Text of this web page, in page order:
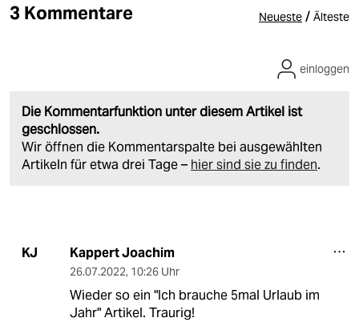
3 Kommentare Neueste / Älteste
Die Kommentarfunktion unter diesem Artikel ist
geschlossen.
Wir öffnen die Kommentarspalte bei ausgewählten
Artikeln für etwa drei Tage – hier sind sie zu finden.
einloggen
KJ Kappert Joachim
26.07.2022, 10:26 Uhr
Wieder so ein "Ich brauche 5mal Urlaub im
Jahr" Artikel. Traurig!